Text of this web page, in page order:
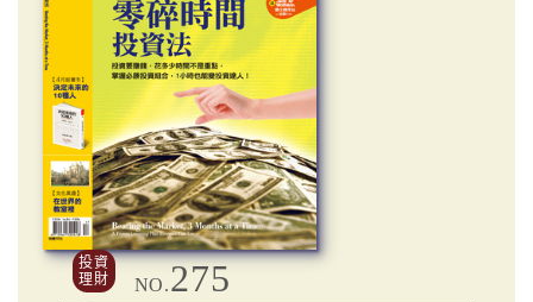
投資
理財
NO.275